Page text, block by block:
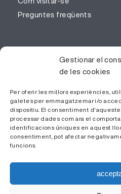
Gestionar el
de les cookies
Per oferir les millors experiències,
galetes per emmagatzemar i/o
dispositiu. El consentiment
processar dades com ara el
identificacions úniques en aquest
consentiment, pot afectar
funcions.
Preguntes freqüents
Gestió del coneixement
Treballa amb nosaltres
Àrea Privada